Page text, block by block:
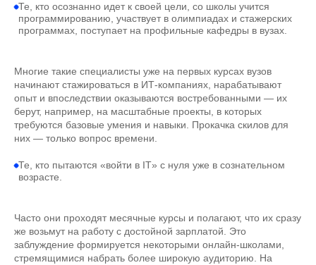
Те, кто осознанно идет к своей цели, со школы учится
программированию, участвует в олимпиадах и стажерских
программах, поступает на профильные кафедры в вузах.
Многие такие специалисты уже на первых курсах вузов
начинают стажироваться в ИТ-компаниях, нарабатывают
опыт и впоследствии оказываются востребованными — их
берут, например, на масштабные проекты, в которых
требуются базовые умения и навыки. Прокачка скилов для
них — только вопрос времени.
Те, кто пытаются «войти в IT» с нуля уже в сознательном
возрасте.
Часто они проходят месячные курсы и полагают, что их сразу
же возьмут на работу с достойной зарплатой. Это
заблуждение формируется некоторыми онлайн-школами,
стремящимися набрать более широкую аудиторию. На